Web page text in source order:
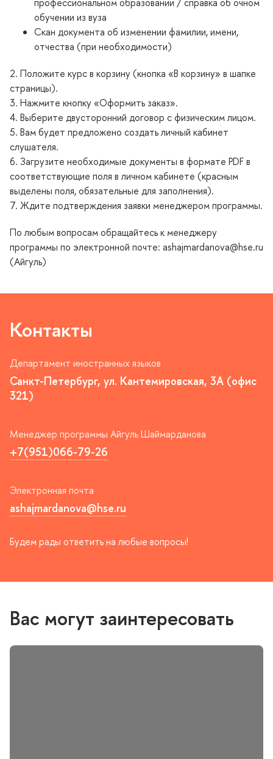
обучении из вуза
Скан документа об изменении фамилии, имени,
отчества (при необходимости)
2. Положите курс в корзину (кнопка «В корзину» в шапке
страницы).
3. Нажмите кнопку «Оформить заказ».
4. Выберите двусторонний договор с физическим лицом.
5. Вам будет предложено создать личный кабинет
слушателя.
6. Загрузите необходимые документы в формате PDF
соответствующие поля в личном кабинете (красным
ыделены поля, обязательные для заполнения).
7. Ждите подтверждения заявки менеджером программы.
По любым вопросам обращайтесь к менеджеру
программы по электронной почте: ashajmardanova@hse.ru
(Айгуль)
Контакты
Департамент иностранных языко
Санкт-Петербург, ул. Кантемировская, 3А (офис
321)
Менеджер программы Айгуль Шаймарданова
+7(951)066-79-26
Электронная почта
ashajmardanova@hse.ru
Будем рады ответить на любые вопросы!
ас могут заинтересовать